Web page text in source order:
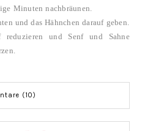
Minuten nachbräunen.
und das Hähnchen darauf geben.
und Senf und Sahne
(10)